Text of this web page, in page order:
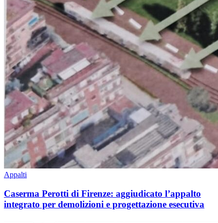
Appalti
Caserma Perotti di Firenze: aggiudicato l’appalto
integrato per demolizioni e progettazione esecutiva